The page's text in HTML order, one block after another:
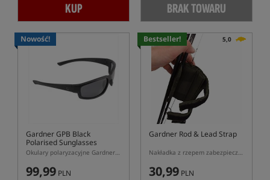
KUP BRAK TOWARU
Nowość!
Gardner GPB Black
Polarised Sunglasses
Okulary polaryzacyjne Gardner GPB czarne
99,99 PLN
Bestseller! 5,0
Gardner Rod & Lead Strap
Nakładka z rzepem zabezpieczająca ciężarek i blank wędki
30,99 PLN